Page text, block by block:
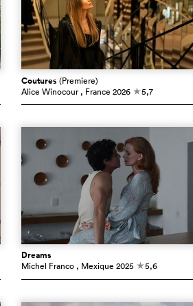
Coutures (Premiere)
Alice Winocour , France 2026 c5,7
Dreams
Michel Franco , Mexique 2025 c5,6